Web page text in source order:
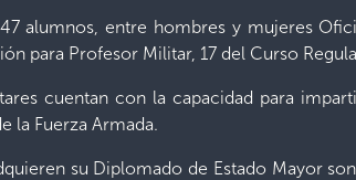
alumnos, entre hombres y mujeres
para Profesor Militar, 17 del Curso
cuentan con la capacidad para
la Fuerza Armada.
su Diplomado de Estado Mayor